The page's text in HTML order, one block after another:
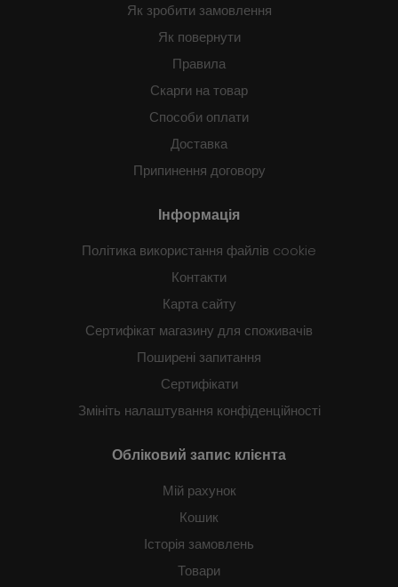
Як зробити замовлення
Як повернути
Правила
Скарги на товар
Способи оплати
Доставка
Припинення договору
Інформація
Політика використання файлів cookie
Контакти
Карта сайту
Сертифікат магазину для споживачів
Поширені запитання
Сертифікати
Змініть налаштування конфіденційності
Обліковий запис клієнта
Мій рахунок
Кошик
Історія замовлень
Товари